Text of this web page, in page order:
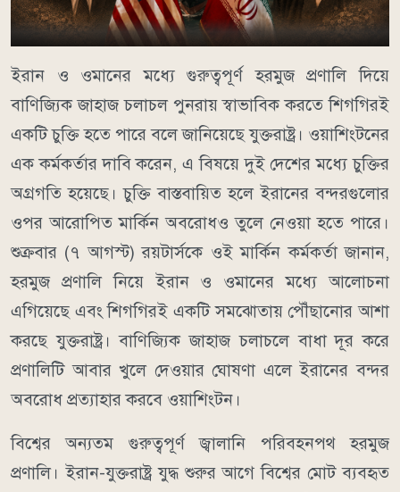
ইরান ও ওমানের মধ্যে গুরুত্বপূর্ণ হরমুজ প্রণালি দিয়ে
বাণিজ্যিক জাহাজ চলাচল পুনরায় স্বাভাবিক করতে শিগগিরই
একটি চুক্তি হতে পারে বলে জানিয়েছে যুক্তরাষ্ট্র। ওয়াশিংটনের
এক কর্মকর্তার দাবি করেন, এ বিষয়ে দুই দেশের মধ্যে চুক্তির
অগ্রগতি হয়েছে। চুক্তি বাস্তবায়িত হলে ইরানের বন্দরগুলোর
ওপর আরোপিত মার্কিন অবরোধও তুলে নেওয়া হতে পারে।
শুক্রবার (৭ আগস্ট) রয়টার্সকে ওই মার্কিন কর্মকর্তা জানান,
হরমুজ প্রণালি নিয়ে ইরান ও ওমানের মধ্যে আলোচনা
এগিয়েছে এবং শিগগিরই একটি সমঝোতায় পৌঁছানোর আশা
করছে যুক্তরাষ্ট্র। বাণিজ্যিক জাহাজ চলাচলে বাধা দূর করে
প্রণালিটি আবার খুলে দেওয়ার ঘোষণা এলে ইরানের বন্দর
অবরোধ প্রত্যাহার করবে ওয়াশিংটন।
বিশ্বের অন্যতম গুরুত্বপূর্ণ জ্বালানি পরিবহনপথ হরমুজ
প্রণালি। ইরান-যুক্তরাষ্ট্র যুদ্ধ শুরুর আগে বিশ্বের মোট ব্যবহৃত